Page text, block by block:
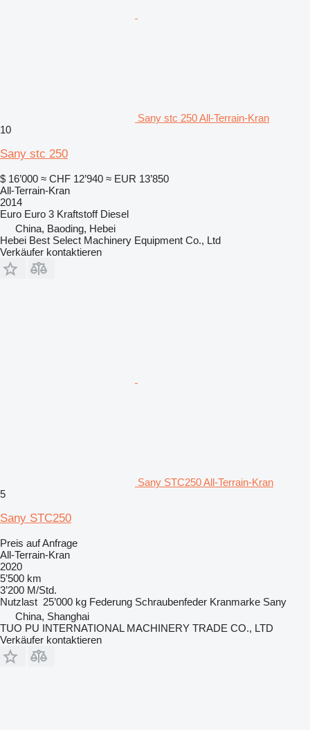
Sany stc 250 All-Terrain-Kran
10
Sany stc 250
$ 16’000 ≈ CHF 12’940 ≈ EUR 13’850
All-Terrain-Kran
2014
Euro Euro 3 Kraftstoff Diesel
China, Baoding, Hebei
Hebei Best Select Machinery Equipment Co., Ltd
Verkäufer kontaktieren
Sany STC250 All-Terrain-Kran
5
Sany STC250
Preis auf Anfrage
All-Terrain-Kran
2020
5’500 km
3’200 M/Std.
Nutzlast 25’000 kg Federung Schraubenfeder Kranmarke Sany
China, Shanghai
TUO PU INTERNATIONAL MACHINERY TRADE CO., LTD
Verkäufer kontaktieren